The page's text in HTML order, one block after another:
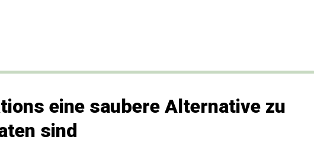
eine saubere Alternative zu
sind